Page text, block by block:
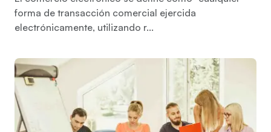
forma de transacción comercial ejercida
electrónicamente, utilizando r...